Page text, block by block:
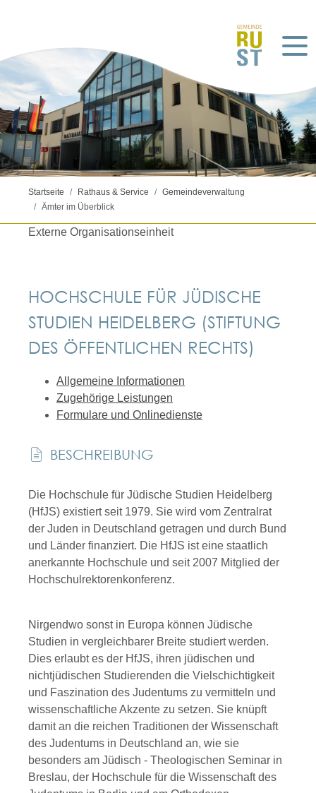
Startseite Rathaus & Service
Gemeindeverwaltung
Ämter im Überblick
Externe Organisationseinheit
HOCHSCHULE FÜR JÜDISCHE
STUDIEN HEIDELBERG (STIFTUNG
DES ÖFFENTLICHEN RECHTS)
Allgemeine Informationen
Zugehörige Leistungen
Formulare und Onlinedienste
BESCHREIBUNG
Die Hochschule für Jüdische Studien Heidelberg
(HfJS) existiert seit 1979. Sie wird vom Zentralrat
der Juden in Deutschland getragen und durch Bund
und Länder finanziert. Die HfJS ist eine staatlich
anerkannte Hochschule und seit 2007 Mitglied der
Hochschulrektorenkonferenz.
Nirgendwo sonst in Europa können Jüdische
Studien in vergleichbarer Breite studiert werden.
Dies erlaubt es der HfJS, ihren jüdischen und
nichtjüdischen Studierenden die Vielschichtigkeit
und Faszination des Judentums zu vermitteln und
wissenschaftliche Akzente zu setzen. Sie knüpft
damit an die reichen Traditionen der Wissenschaft
des Judentums in Deutschland an, wie sie
besonders am Jüdisch - Theologischen Seminar in
Breslau, der Hochschule für die Wissenschaft des